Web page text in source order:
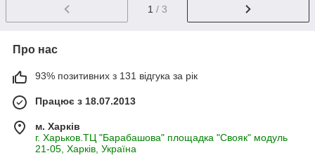
1 / 3
Про нас
93% позитивних з 131 відгука за рік
Працює з 18.07.2013
м. Харків
г. Харьков.ТЦ "Барабашова" площадка "Свояк" модуль
21-05, Харків, Україна